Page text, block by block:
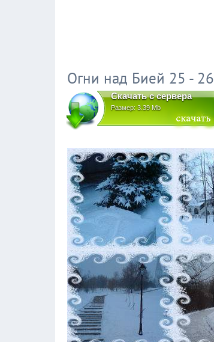
Огни над Бией 25 - 26
Скачать с сервера
Размер: 3.39 Mb